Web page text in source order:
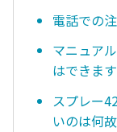
電話での
マニュア
はできま
スプレー
いのは何